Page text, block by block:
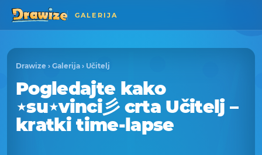
GALERIJA
Drawize › Galerija › Učitelj
Pogledajte kako
⋆su⋆vinci彡 crta Učitelj –
kratki time-lapse